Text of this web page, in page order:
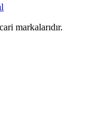
markalarıdır.